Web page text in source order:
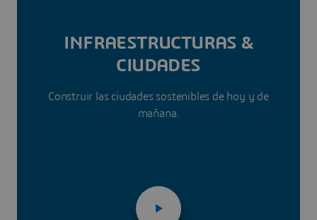
INFRAESTRUC­TURAS &
CIUDADES
Construir las ciudades sostenibles de hoy y de
mañana.